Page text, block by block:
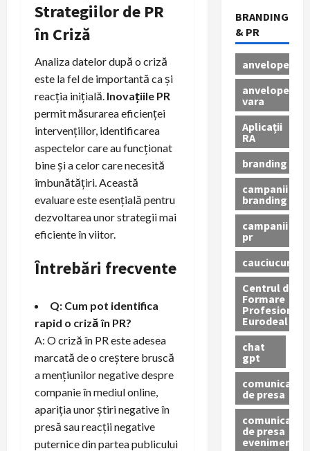
Strategiilor de PR
în Criză
Analiza datelor după o criză
este la fel de importantă ca și
reacția inițială. Inovațiile PR
permit măsurarea eficienței
intervențiilor, identificarea
aspectelor care au funcționat
bine și a celor care necesită
îmbunătățiri. Această
evaluare este esențială pentru
dezvoltarea unor strategii mai
eficiente în viitor.
Întrebări frecvente
Q: Cum pot identifica
rapid o criză în PR?
A: O criză în PR este adesea
marcată de o creștere bruscă
a mențiunilor negative despre
companie în mediul online,
apariția unor știri negative în
presă sau reacții negative
puternice din partea publicului
BRANDING
& PR
anvelope
anvelope
vara
Aplicații
RA
branding
campanii
branding
campanii
pr
cauciucuri
Centrul de
Formare
Profesionala
Eurodeal
chat
gpt
comunicat
de presa
comunicat
de presa
eveniment